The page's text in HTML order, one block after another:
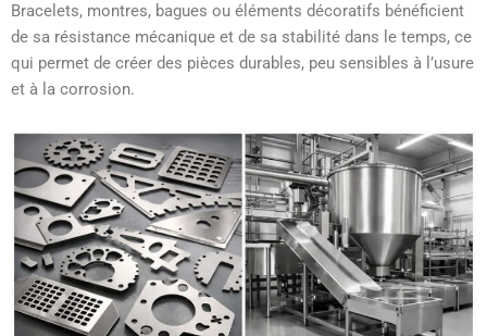
Bracelets, montres, bagues ou éléments décoratifs bénéficient
de sa résistance mécanique et de sa stabilité dans le temps, ce
qui permet de créer des pièces durables, peu sensibles à l’usure
et à la corrosion.